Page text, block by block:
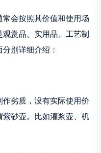
会按照其价值和使用场
赏品、实用品、工艺制
别详细介绍：
劣质，没有实际使用价
砂壶。比如灌浆壶、机